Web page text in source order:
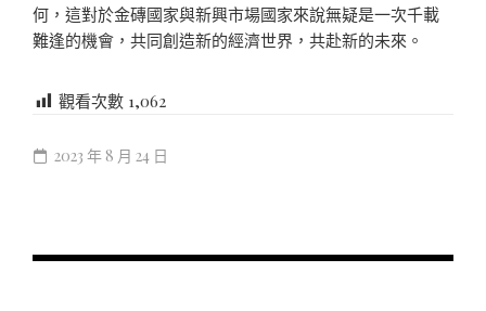
何，這對於金磚國家與新興市場國家來說無疑是一次千載
難逢的機會，共同創造新的經濟世界，共赴新的未來。
觀看次數 1,062
2023 年 8 月 24 日